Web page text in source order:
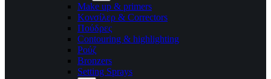
Make up & primers
Κονσίλερ & Correctors
Πούδρες
Contouring & highlighting
Ρούζ
Bronzers
Setting Sprays